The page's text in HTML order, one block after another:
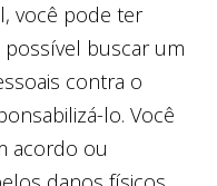
você pode ter
possível buscar um
contra o
lo. Você
acordo ou